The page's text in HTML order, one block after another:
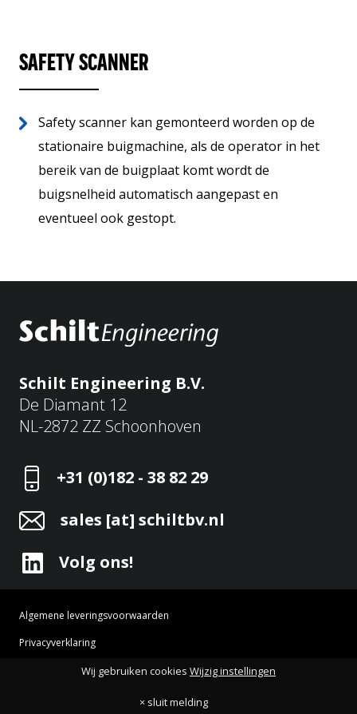
Cookie instellingen
Op onze website wordt gebruik gemaakt van cookies
Wij gebruiken cookies Wijzig instellingen
× sluit melding
OVER ONS WERELDWIJD AFTERSALES
SAFETY SCANNER
Safety scanner kan gemonteerd worden op de
stationaire buigmachine, als de operator in het
bereik van de buigplaat komt wordt de
buigsnelheid automatisch aangepast en
eventueel ook gestopt.
Schilt Engineering B.V.
De Diamant 12
NL-2872 ZZ Schoonhoven
+31 (0)182 - 38 82 29
sales [at] schiltbv.nl
Volg ons!
Algemene leveringsvoorwaarden
Privacyverklaring